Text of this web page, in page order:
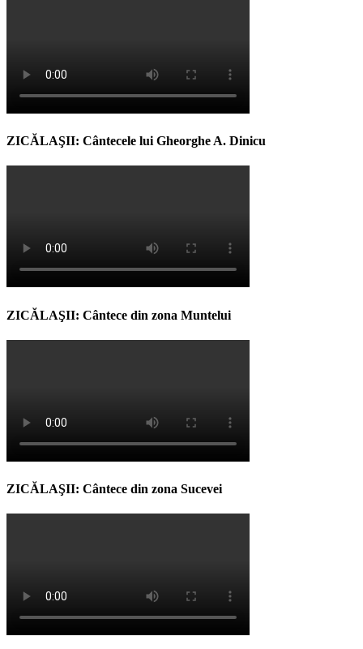
ZICĂLAŞII: Cântecele lui Gheorghe A. Dinicu
ZICĂLAŞII: Cântece din zona Muntelui
ZICĂLAŞII: Cântece din zona Sucevei